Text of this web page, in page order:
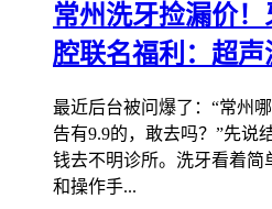
常州洗牙捡漏价
腔联名福利：超
最近后台被问爆了：“常州
告有9.9的，敢去吗？”先说
钱去不明诊所。洗牙看着
和操作手...